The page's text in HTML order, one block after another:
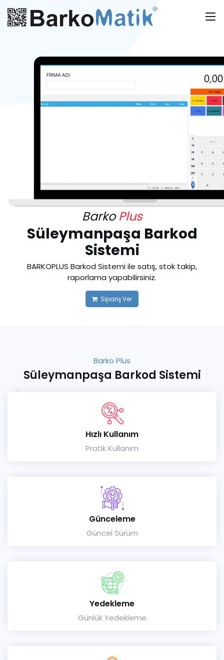
BarkoPlus
Süleymanpaşa Barkod
Sistemi
BARKOPLUS Barkod Sistemi ile satış, stok takip,
raporlama yapabilirsiniz.
Sipariş Ver
Barko Plus
Süleymanpaşa Barkod Sistemi
Hızlı Kullanım
Pratik Kullanım
Günceleme
Güncel Sürüm
Yedekleme
Günlük Yedekleme